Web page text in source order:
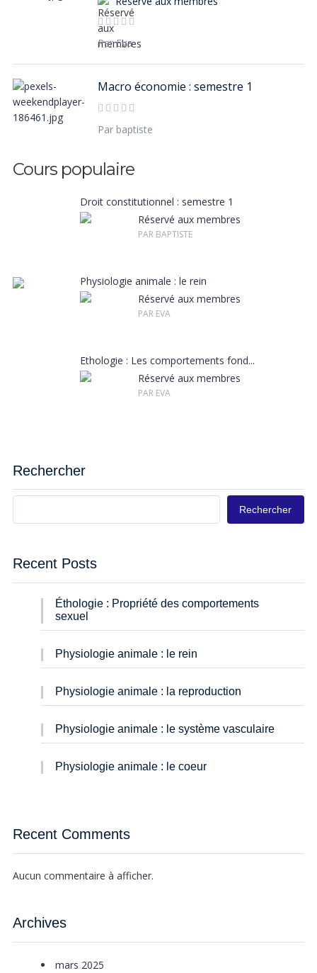
Par Eva
Macro économie : semestre 1
Par baptiste
Droit constitutionnel : semestre 1
Réservé aux membres
PAR BAPTISTE
Physiologie animale : le rein
Réservé aux membres
PAR EVA
Ethologie : Les comportements fond...
Réservé aux membres
PAR EVA
Rechercher
Rechercher
Recent Posts
Éthologie : Propriété des comportements
sexuel
Physiologie animale : le rein
Physiologie animale : la reproduction
Physiologie animale : le système vasculaire
Physiologie animale : le coeur
Recent Comments
Aucun commentaire à afficher.
Archives
mars 2025